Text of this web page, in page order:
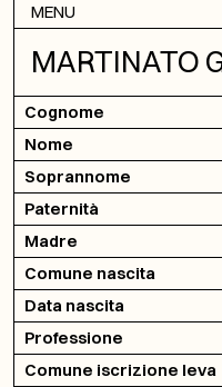
MENU
MARTINATO
Cognome
Nome
Soprannome
Paternità
Madre
Comune nascita
Data nascita
Professione
Comune iscrizione leva